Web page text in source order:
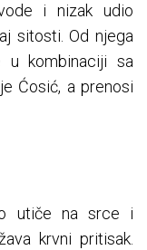
i nizak udio
sitosti. Od njega
u kombinaciji sa
Ćosić, a prenosi
utiče na srce i
krvni pritisak.